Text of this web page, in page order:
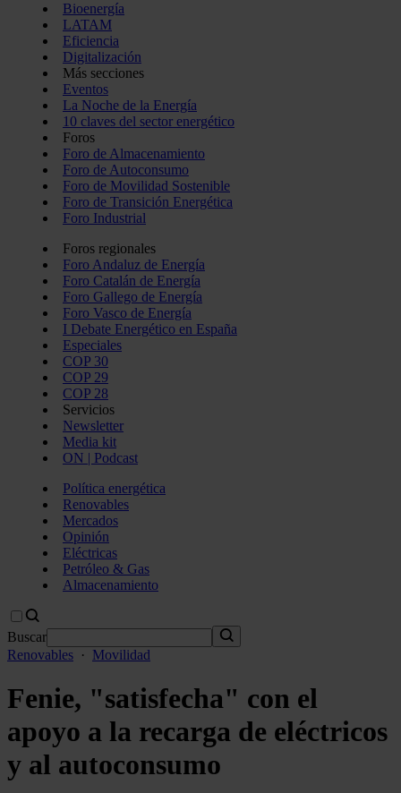
Bioenergía
LATAM
Eficiencia
Digitalización
Más secciones
Eventos
La Noche de la Energía
10 claves del sector energético
Foros
Foro de Almacenamiento
Foro de Autoconsumo
Foro de Movilidad Sostenible
Foro de Transición Energética
Foro Industrial
Foros regionales
Foro Andaluz de Energía
Foro Catalán de Energía
Foro Gallego de Energía
Foro Vasco de Energía
I Debate Energético en España
Especiales
COP 30
COP 29
COP 28
Servicios
Newsletter
Media kit
ON | Podcast
Política energética
Renovables
Mercados
Opinión
Eléctricas
Petróleo & Gas
Almacenamiento
Buscar
Renovables · Movilidad
Fenie, "satisfecha" con el
apoyo a la recarga de eléctricos
y al autoconsumo